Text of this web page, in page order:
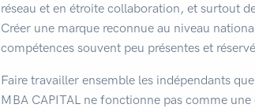
réseau et en étroite collaboration, et surtout
Créer une marque reconnue au niveau
compétences souvent peu présentes et
Faire travailler ensemble les indépendants
MBA CAPITAL ne fonctionne pas comme